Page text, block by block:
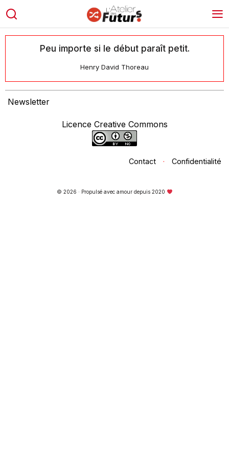
Peu importe si le début paraît petit.
Henry David Thoreau
Newsletter
Licence Creative Commons
Contact · Confidentialité
© 2026 · Propulsé avec amour depuis 2020